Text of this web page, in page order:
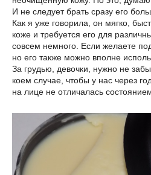
И не следует брать сразу его
Как я уже говорила, он мягко,
коже и требуется его для
совсем немного. Если желаете
но его также можно вполне
За грудью, девочки, нужно не
коем случае, чтобы у нас через
на лице не отличалась